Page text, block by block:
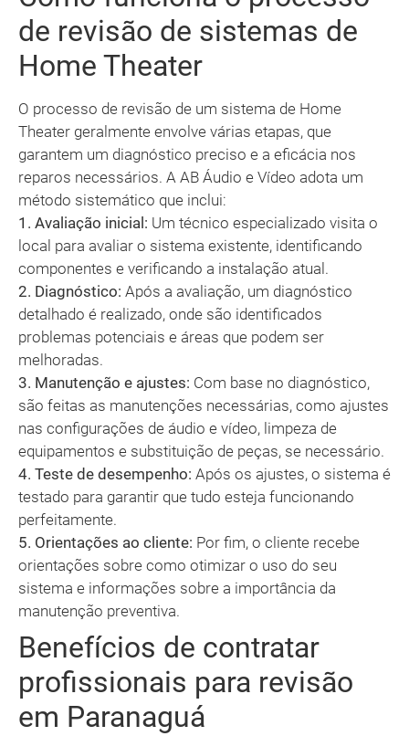
de revisão de sistemas de
Home Theater
O processo de revisão de um sistema de Home
Theater geralmente envolve várias etapas, que
garantem um diagnóstico preciso e a eficácia nos
reparos necessários. A AB Áudio e Vídeo adota um
método sistemático que inclui:
1. Avaliação inicial: Um técnico especializado visita o
local para avaliar o sistema existente, identificando
componentes e verificando a instalação atual.
2. Diagnóstico: Após a avaliação, um diagnóstico
detalhado é realizado, onde são identificados
problemas potenciais e áreas que podem ser
melhoradas.
3. Manutenção e ajustes: Com base no diagnóstico,
são feitas as manutenções necessárias, como ajustes
nas configurações de áudio e vídeo, limpeza de
equipamentos e substituição de peças, se necessário.
4. Teste de desempenho: Após os ajustes, o sistema é
testado para garantir que tudo esteja funcionando
perfeitamente.
5. Orientações ao cliente: Por fim, o cliente recebe
orientações sobre como otimizar o uso do seu
sistema e informações sobre a importância da
manutenção preventiva.
Benefícios de contratar
profissionais para revisão
em Paranaguá